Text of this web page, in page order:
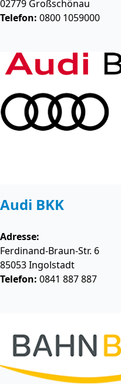
02779 Großschönau
Telefon: 0800 1059000
Audi BKK
Adresse:
Ferdinand-Braun-Str. 6
85053Ingolstadt
Telefon: 0841 887 887